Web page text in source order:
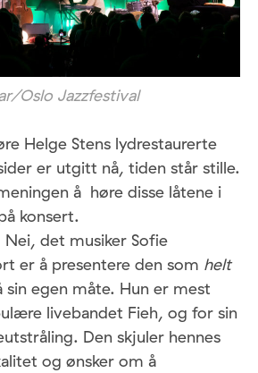
Oslo Jazzfestival
Helge Stens lydrestaurerte
er utgitt nå, tiden står stille.
å høre disse låtene i
konsert.
Nei, det musiker Sofie
er å presentere den som helt
sin egen måte. Hun er mest
livebandet Fieh, og for sin
Den skjuler hennes
og ønsker om å